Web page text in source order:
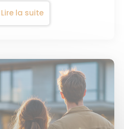
Lire la suite